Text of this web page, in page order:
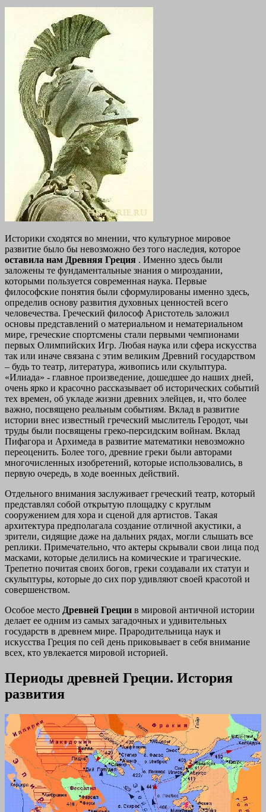
Историки сходятся во мнении, что культурное мировое
развитие было бы невозможно без того наследия, которое
оставила нам Древняя Греция . Именно здесь были
заложены те фундаментальные знания о мироздании,
которыми пользуется современная наука. Первые
философские понятия были сформулированы именно здесь,
определив основу развития духовных ценностей всего
человечества. Греческий философ Аристотель заложил
основы представлений о материальном и нематериальном
мире, греческие спортсмены стали первыми чемпионами
первых Олимпийских Игр. Любая наука или сфера искусства
так или иначе связана с этим великим Древний государством
– будь то театр, литература, живопись или скульптура.
«Илиада» - главное произведение, дошедшее до наших дней,
очень ярко и красочно рассказывает об исторических событий
тех времен, об укладе жизни древних элейцев, и, что более
важно, посвящено реальным событиям. Вклад в развитие
истории внес известный греческий мыслитель Геродот, чьи
труды были посвящены греко-персидским войнам. Вклад
Пифагора и Архимеда в развитие математики невозможно
переоценить. Более того, древние греки были авторами
многочисленных изобретений, которые использовались, в
первую очередь, в ходе военных действий.
Отдельного внимания заслуживает греческий театр, который
представлял собой открытую площадку с круглым
сооружением для хора и сценой для артистов. Такая
архитектура предполагала создание отличной акустики, а
зрители, сидящие даже на дальних рядах, могли слышать все
реплики. Примечательно, что актеры скрывали свои лица под
масками, которые делились на комические и трагические.
Трепетно почитая своих богов, греки создавали их статуи и
скульптуры, которые до сих пор удивляют своей красотой и
совершенством.
Особое место Древней Греции в мировой античной истории
делает ее одним из самых загадочных и удивительных
государств в древнем мире. Прародительница наук и
искусства Греция по сей день приковывает в себя внимание
всех, кто увлекается мировой историей.
Периоды древней Греции. История
развития